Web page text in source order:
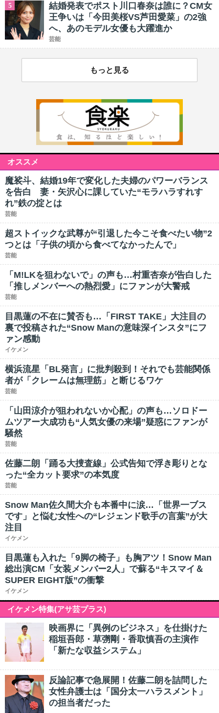
5
結婚発表でポスト川口春奈は誰に？CM女
王争いは「今田美桜VS芦田愛菜」の2強
へ、あのモデル女優も大躍進か
芸能
もっと見る
オススメ
魔裟斗、結婚19年で変化した夫婦のパワーバランス
を告白 妻・矢沢心に課していた“モラハラすれす
れ”鉄の掟とは
芸能
超ストイックな武尊が“引退した今こそ食べたい物”2
つとは「子供の頃から食べてなかったんで」
芸能
「M!LKを狙わないで」の声も…村重杏奈が告白した
「推しメンバーへの熱烈愛」にファンが大警戒
芸能
目黒蓮の不在に賛否も…「FIRST TAKE」大注目の
裏で投稿された“Snow Manの意味深インスタ”にフ
ァン感動
イケメン
横浜流星「BL発言」に批判殺到！それでも芸能関係
者が「クレームは無理筋」と断じるワケ
芸能
「山田涼介が狙われないか心配」の声も…ソロドー
ムツアー大成功も“人気女優の来場”疑惑にファンが
騒然
芸能
佐藤二朗「踊る大捜査線」公式告知で浮き彫りとな
った“全カット要求”の本気度
芸能
Snow Man佐久間大介も本番中に涙…「世界一ブス
です」と悩む女性への“レジェンド歌手の言葉”が大
注目
イケメン
目黒蓮も入れた「9脚の椅子」も胸アツ！Snow Man
総出演CM「女装メンバー2人」で蘇る“キスマイ＆
SUPER EIGHT版”の衝撃
イケメン
イケメン特集(アサ芸プラス)
映画界に「異例のビジネス」を仕掛けた
稲垣吾郎・草彅剛・香取慎吾の主演作
「新たな収益システム」
反論記事で急展開！佐藤二朗を詰問した
女性弁護士は「国分太一ハラスメント」
の担当者だった